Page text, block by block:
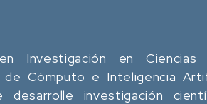
Investigación en
de Cómputo e Inteligencia
investigación